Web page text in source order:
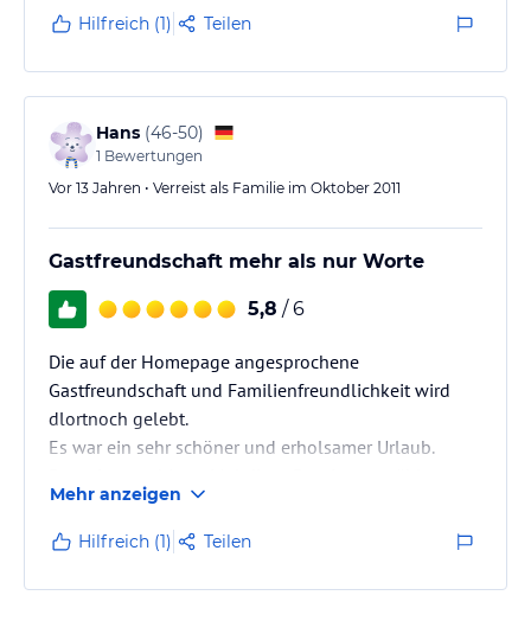
kinderfreundlich. Wer Familienanschluß mag, ist hier
genau richtig aufgehoben.
Es gibt sogar eine deutsche Internetsite
www.pensiongalini.de
Hilfreich (1) Teilen
Hans (46-50)
1 Bewertungen
Vor 13 Jahren • Verreist als Familie im Oktober 2011
Gastfreundschaft mehr als nur Worte
5,8 / 6
Die auf der Homepage angesprochene
Gastfreundschaft und Familienfreundlichkeit wird
dlortnoch gelebt.
Es war ein sehr schöner und erholsamer Urlaub.
haben spricht für sich.
Mehr anzeigen
Hilfreich (1) Teilen